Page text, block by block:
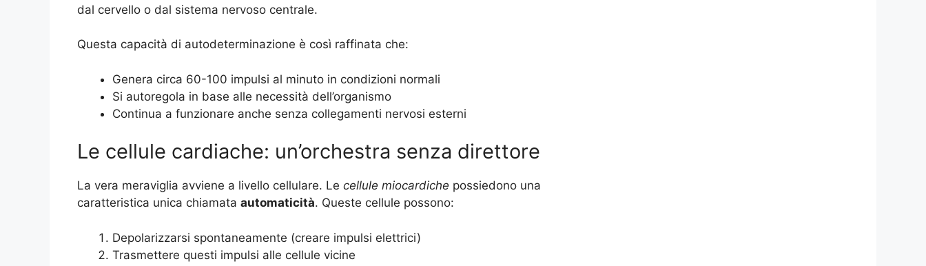
dal cervello o dal sistema nervoso centrale.
Questa capacità di autodeterminazione è così raffinata che:
Genera circa 60-100 impulsi al minuto in condizioni normali
Si autoregola in base alle necessità dell’organismo
Continua a funzionare anche senza collegamenti nervosi esterni
Le cellule cardiache: un’orchestra senza direttore
La vera meraviglia avviene a livello cellulare. Le cellule miocardiche possiedono una
caratteristica unica chiamata automaticità. Queste cellule possono:
Depolarizzarsi spontaneamente (creare impulsi elettrici)
Trasmettere questi impulsi alle cellule vicine